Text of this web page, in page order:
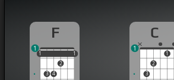
F
1
3 4
2
1
1 1
1
C
3
2
1
1